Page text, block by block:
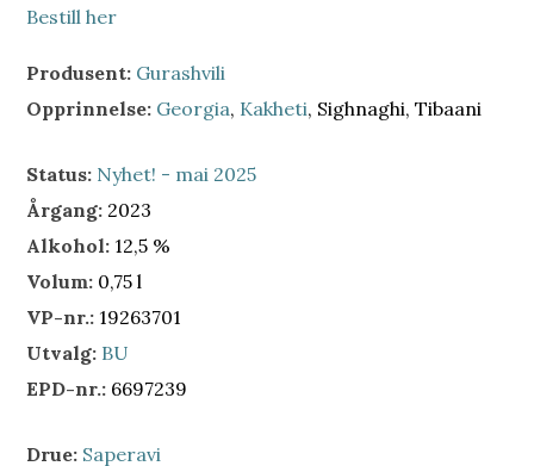
Bestill her
Produsent: Gurashvili
Opprinnelse: Georgia, Kakheti, Sighnaghi, Tibaani
Status: Nyhet! - mai 2025
Årgang: 2023
Alkohol: 12,5 %
Volum: 0,75 l
VP-nr.: 19263701
Utvalg: BU
EPD-nr.: 6697239
Drue: Saperavi